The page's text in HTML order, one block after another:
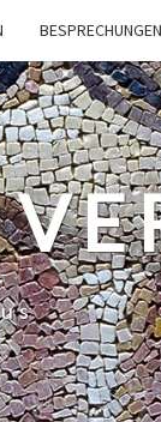
BESPRECHUNGEN